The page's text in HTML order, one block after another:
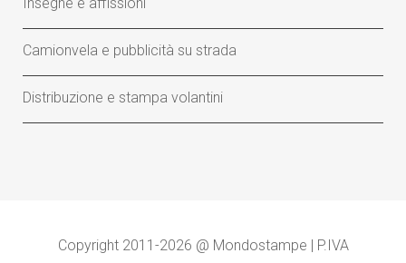
Camionvela e pubblicità su strada
Distribuzione e stampa volantini
Copyright 2011-2026 @ Mondostampe | P.IVA